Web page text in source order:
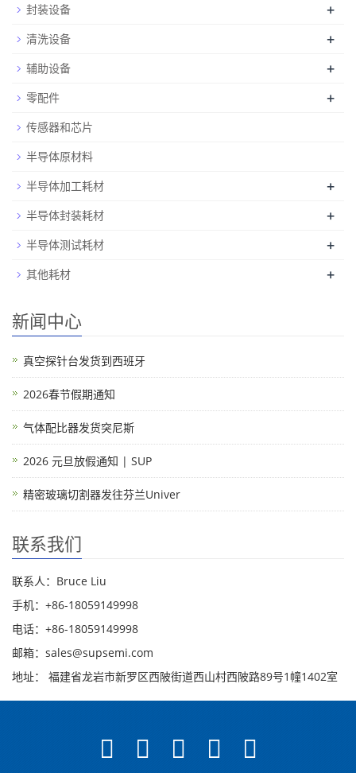
封装设备 +
清洗设备 +
辅助设备 +
零配件 +
传感器和芯片
半导体原材料
半导体加工耗材
+
半导体封装耗材 +
半导体测试耗材 +
其他耗材 +
新闻中心
真空探针台发货到西班牙
2026春节假期通知
气体配比器发货突尼斯
2026 元旦放假通知 | SUP
精密玻璃切割器发往芬兰Univer
联系我们
联系人：Bruce Liu
手机：+86-18059149998
电话：+86-18059149998
邮箱：sales@supsemi.com
地址： 福建省龙岩市新罗区西陂街道西山村西陂路89号1幢1402室